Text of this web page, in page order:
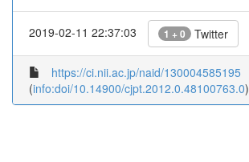
2019-02-11 22:37:03 1 + 0 Twitter
https://ci.nii.ac.jp/naid/130004585195
(info:doi/10.14900/cjpt.2012.0.48100763.0)